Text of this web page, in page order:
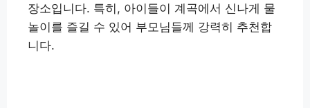
장소입니다. 특히, 아이들이 계곡에서 신나게 물
놀이를 즐길 수 있어 부모님들께 강력히 추천합
니다.